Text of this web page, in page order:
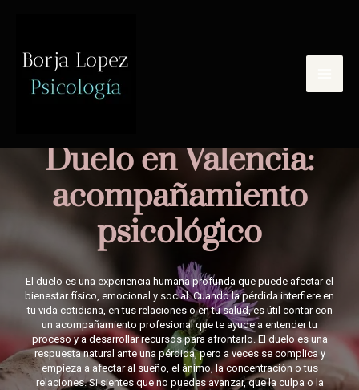
Duelo en Valencia:
acompañamiento
psicológico
El duelo es una experiencia humana profunda que puede afectar el
bienestar físico, emocional y social. Cuando la pérdida interfiere en
tu vida cotidiana, en tus relaciones o en tu salud, es útil contar con
un acompañamiento profesional que te ayude a entender tu
proceso y a desarrollar recursos para afrontarlo. El duelo es una
respuesta natural ante una pérdida, pero a veces se complica y
empieza a afectar al sueño, el ánimo, la concentración o tus
relaciones. Si sientes que no puedes avanzar, que la culpa o la